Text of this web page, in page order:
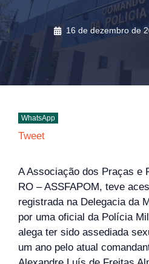
16 de dezembro de
WhatsApp
Tweet
A Associação dos Praças e
RO – ASSFAPOM, teve
registrada na Delegacia da
por uma oficial da Polícia
alega ter sido assediada
um ano pelo atual